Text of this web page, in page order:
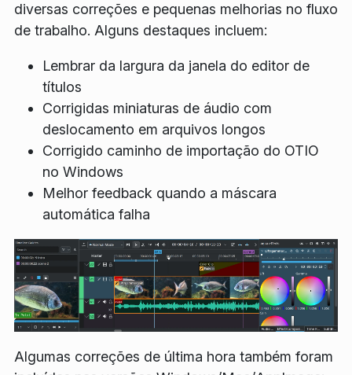
diversas correções e pequenas melhorias no fluxo
de trabalho. Alguns destaques incluem:
Lembrar da largura da janela do editor de
títulos
Corrigidas miniaturas de áudio com
deslocamento em arquivos longos
Corrigido caminho de importação do OTIO
no Windows
Melhor feedback quando a máscara
automática falha
Algumas correções de última hora também foram